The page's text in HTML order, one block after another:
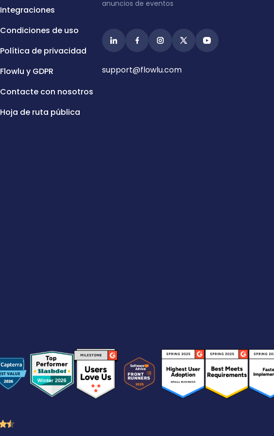
Integraciones
Condiciones de uso
Política de privacidad
Flowlu y GDPR
Contacte con nosotros
Hoja de ruta pública
anuncios de eventos
support@flowlu.com